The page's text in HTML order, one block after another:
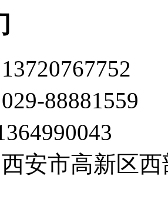
88881559
安市高新区西